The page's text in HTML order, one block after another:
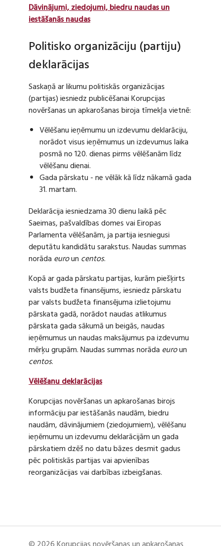
Dāvinājumi, ziedojumi, biedru naudas un
iestāšanās naudas
Politisko organizāciju (partiju)
deklarācijas
Saskaņā ar likumu politiskās organizācijas
(partijas) iesniedz publicēšanai Korupcijas
novēršanas un apkarošanas biroja tīmekļa vietnē:
Vēlēšanu ieņēmumu un izdevumu deklarāciju,
norādot visus ieņēmumus un izdevumus laika
posmā no 120. dienas pirms vēlēšanām līdz
vēlēšanu dienai.
Gada pārskatu - ne vēlāk kā līdz nākamā gada
31. martam.
Deklarācija iesniedzama 30 dienu laikā pēc
Saeimas, pašvaldības domes vai Eiropas
Parlamenta vēlēšanām, ja partija iesniegusi
deputātu kandidātu sarakstus. Naudas summas
norāda euroun centos.
Kopā ar gada pārskatu partijas, kurām piešķirts
valsts budžeta finansējums, iesniedz pārskatu
par valsts budžeta finansējuma izlietojumu
pārskata gadā, norādot naudas atlikumus
pārskata gada sākumā un beigās, naudas
ieņēmumus un naudas maksājumus pa izdevumu
mērķu grupām. Naudas summas norāda euroun
centos.
Vēlēšanu deklarācijas
Korupcijas novēršanas un apkarošanas birojs
informāciju par iestāšanās naudām, biedru
naudām, dāvinājumiem (ziedojumiem), vēlēšanu
ieņēmumu un izdevumu deklarācijām un gada
pārskatiem dzēš no datu bāzes desmit gadus
pēc politiskās partijas vai apvienības
reorganizācijas vai darbības izbeigšanas.